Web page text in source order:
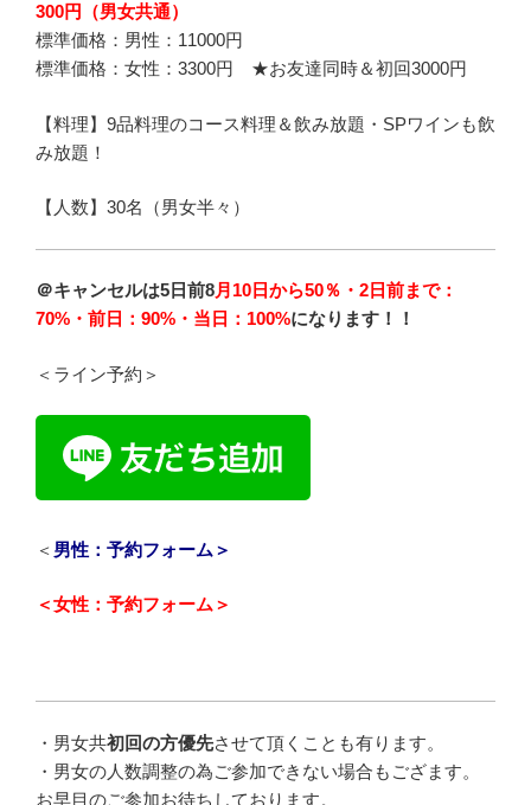
300円（男女共通）
標準価格：男性： 11000円
標準価格：女性：3300円 ★お友達同時＆初回3000円
【料理】9品料理のコース料理＆飲み放題・SPワインも飲
み放題！
【人数】30名（男女半々）
＠キャンセルは5日前8月10日から50％・2日前まで：
70%・前日：90%・当日：100%になります！！
＜ライン予約＞
＜ 男性：予約フォーム＞
＜女性：予約フォーム＞
・ 男女共初回の方優先させて頂くことも有ります。
・ 男女の人数調整の為ご参加できない場合もござます。
お早目のご参加お待ちしております。